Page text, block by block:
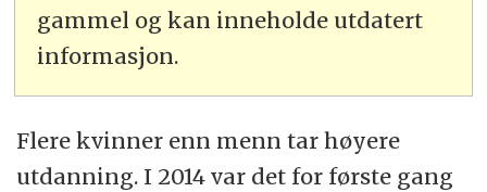
gammel og kan inneholde utdatert
informasjon.
Flere kvinner enn menn tar høyere
utdanning. I 2014 var det for første gang